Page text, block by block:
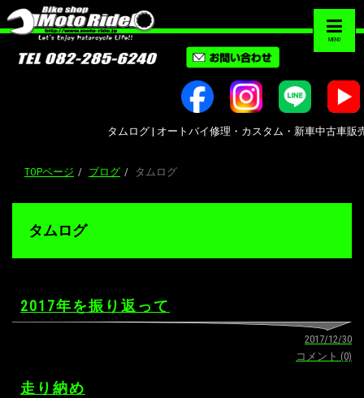
MENU
タムログ | オートバイ修理・カスタム・新車中古車販
TOPページ ブログ タムログ
タムログ
2017年を振り返って
2017/12/30
コメント (0)
走り納め